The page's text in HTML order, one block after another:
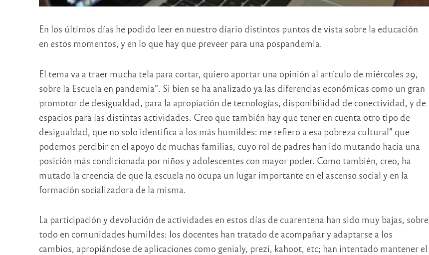
En los últimos días he podido leer en nuestro diario distintos puntos de vista sobre la educación
en estos momentos, y en lo que hay que preveer para una pospandemia.
El tema va a traer mucha tela para cortar, quiero aportar una opinión al artículo de miércoles 29,
sobre la Escuela en pandemia”. Si bien se ha analizado ya las diferencias económicas como un gran
promotor de desigualdad, para la apropiación de tecnologías, disponibilidad de conectividad, y de
espacios para las distintas actividades. Creo que también hay que tener en cuenta otro tipo de
desigualdad, que no solo identifica a los más humildes: me refiero a esa pobreza cultural” que
podemos percibir en el apoyo de muchas familias, cuyo rol de padres han ido mutando hacia una
posición más condicionada por niños y adolescentes con mayor poder. Como también, creo, ha
mutado la creencia de que la escuela no ocupa un lugar importante en el ascenso social y en la
formación socializadora de la misma.
La participación y devolución de actividades en estos días de cuarentena han sido muy bajas, sobre
todo en comunidades humildes: los docentes han tratado de acompañar y adaptarse a los
cambios, apropiándose de aplicaciones como genialy, prezi, kahoot, etc; han intentado mantener el